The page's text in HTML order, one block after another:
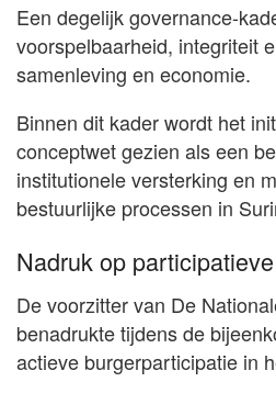
Een degelijk governance-
voorspelbaarheid, integriteit
samenleving en economie.
Binnen dit kader wordt het
conceptwet gezien als een
institutionele versterking en
bestuurlijke processen in
Nadruk op
De voorzitter van De
benadrukte tijdens de
actieve burgerparticipatie in